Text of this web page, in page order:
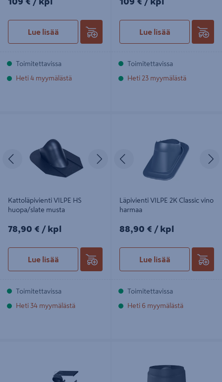
Lue lisää
Toimitettavissa
Heti 4 myymälästä
Lue lisää
Toimitettavissa
Heti 23 myymälästä
Edellinen Seuraava
Kattoläpivienti VILPE HS
huopa/slate musta
78,90€/kpl
78,90 € / kpl
Lue lisää
Toimitettavissa
Heti 34 myymälästä
Edellinen
Läpivienti VILPE 2K Classic vino
harmaa
88,90€/kpl
88,90 € / kpl
Lue lisää
Toimitettavissa
Heti 6 myymälästä